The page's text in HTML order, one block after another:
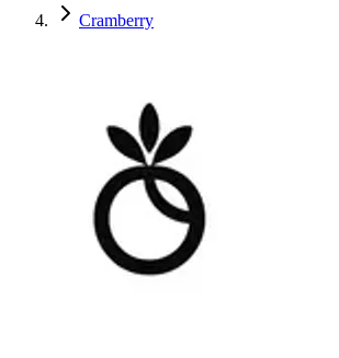
Cramberry